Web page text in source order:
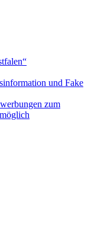
und Fake
zum